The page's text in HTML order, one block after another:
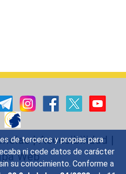
de terceros y propias para
ni cede datos de carácter
su conocimiento. Conforme a
|Accesibilidad |
Web